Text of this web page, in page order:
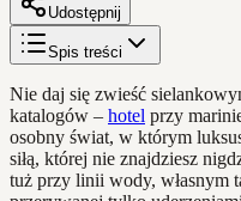
Udostępnij
Spis treści
Nie daj się zwieść
katalogów – hotel przy
osobny świat, w którym
siłą, której nie znajdziesz
tuż przy linii wody, własnym